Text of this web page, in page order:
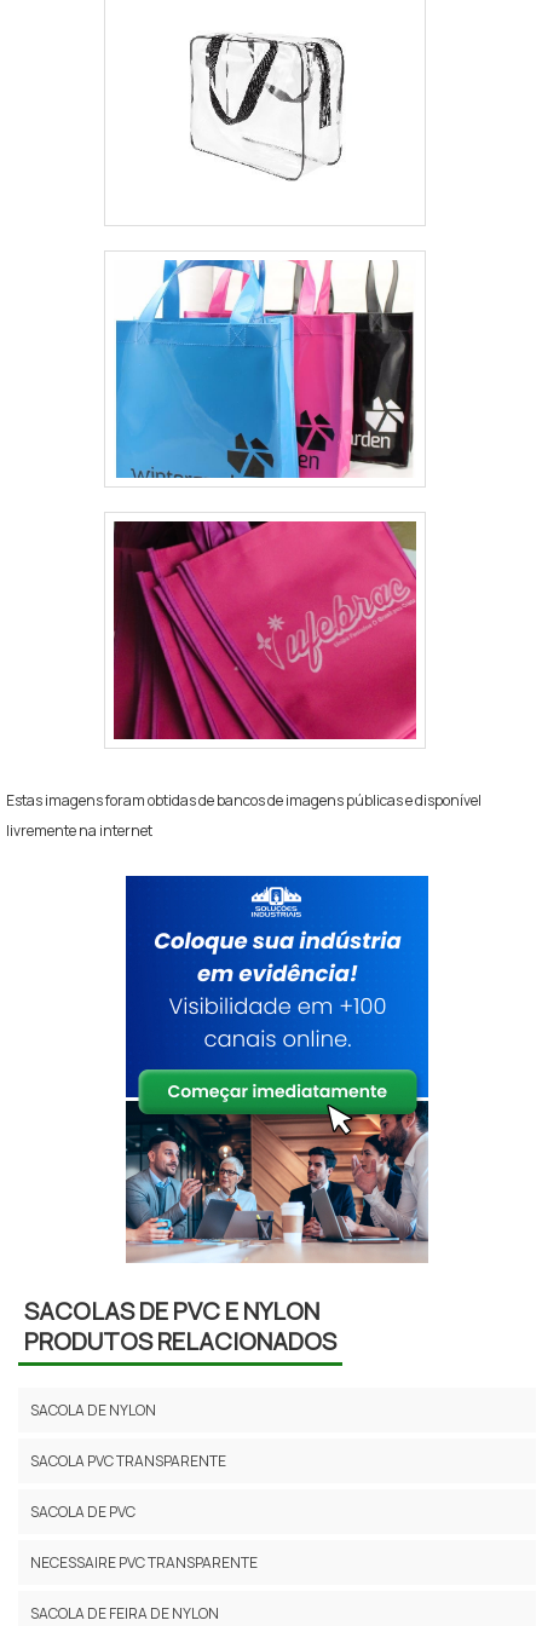
Estas imagens foram obtidas de bancos de imagens públicas e disponível
livremente na internet
SACOLAS DE PVC E NYLON
PRODUTOS RELACIONADOS
SACOLA DE NYLON
SACOLA PVC TRANSPARENTE
SACOLA DE PVC
NECESSAIRE PVC TRANSPARENTE
SACOLA DE FEIRA DE NYLON